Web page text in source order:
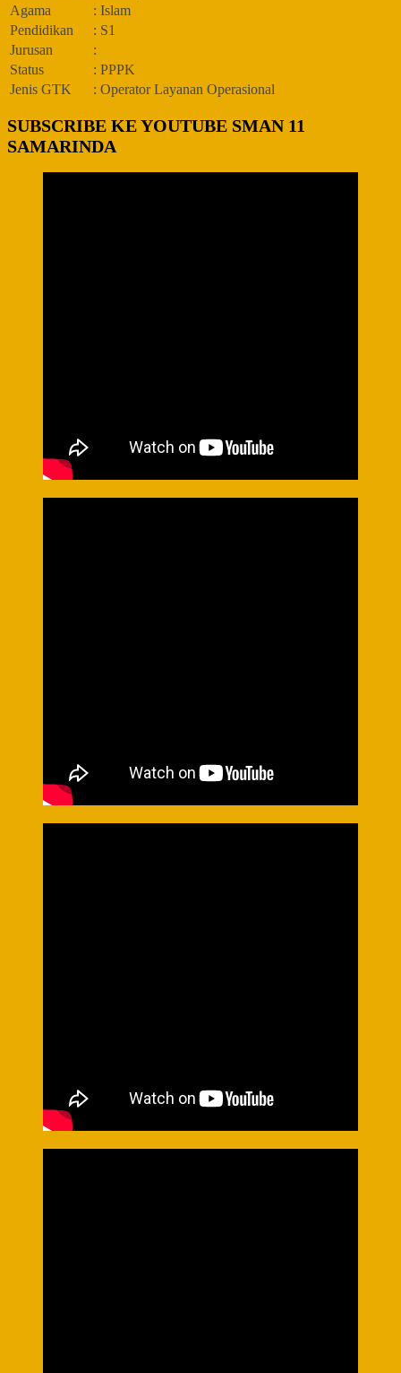
Agama
: Islam
Pendidikan
: S1
Jurusan
:
Status
: PPPK
Jenis GTK
: Operator Layanan Operasional
SUBSCRIBE KE YOUTUBE SMAN 11
SAMARINDA